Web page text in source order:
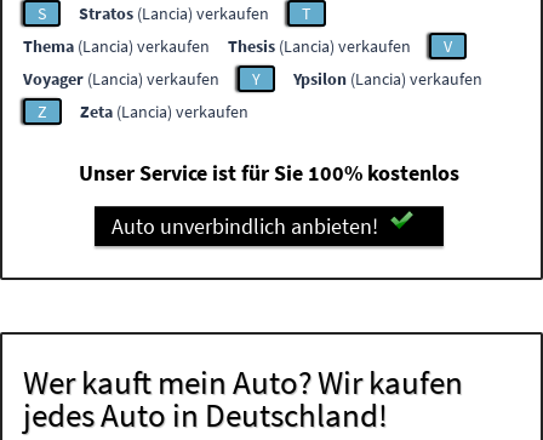
S
Stratos (Lancia) verkaufen
T
Thema (Lancia) verkaufen Thesis (Lancia) verkaufen
V
Voyager (Lancia) verkaufen Y Ypsilon (Lancia) verkaufen
Z
Zeta (Lancia) verkaufen
Unser Service ist für Sie 100% kostenlos
Auto unverbindlich anbieten!
Wer kauft mein Auto? Wir kaufen
jedes Auto in Deutschland!